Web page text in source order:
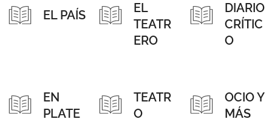
EL PAÍS
EL
TEATR
ERO
DIARIO
CRÍTIC
O
EN
PLATE
TEATR
O
OCIO Y
MÁS